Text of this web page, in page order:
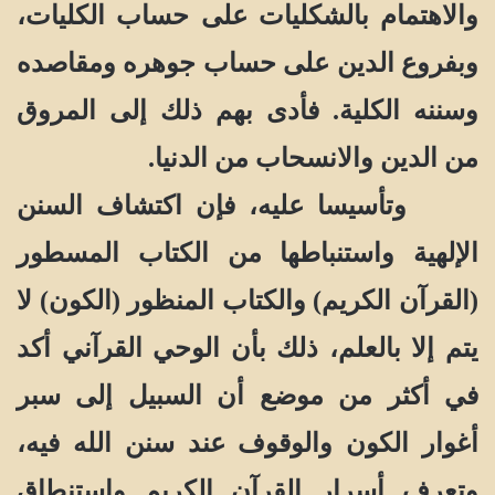
والاهتمام بالشكليات على حساب الكليات،
وبفروع الدين على حساب جوهره ومقاصده
وسننه الكلية. فأدى بهم ذلك إلى المروق
من الدين والانسحاب من الدنيا.
وتأسيسا عليه، فإن اكتشاف السنن
الإلهية واستنباطها من الكتاب المسطور
(القرآن الكريم) والكتاب المنظور (الكون) لا
يتم إلا بالعلم، ذلك بأن الوحي القرآني أكد
في أكثر من موضع أن السبيل إلى سبر
أغوار الكون والوقوف عند سنن الله فيه،